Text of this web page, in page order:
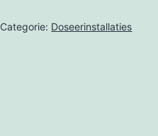
Categorie: Doseerinstallaties